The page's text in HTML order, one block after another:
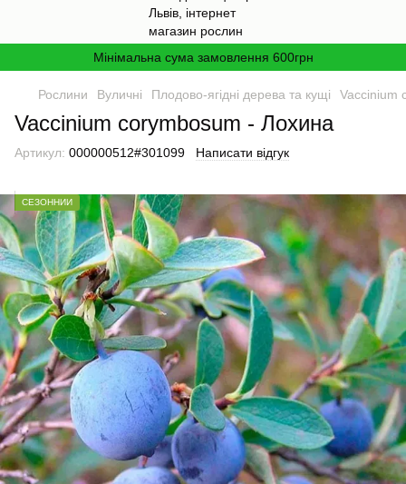
Мінімальна сума замовлення 600грн
Рослини Вуличні Плодово-ягідні дерева та кущі Vaccinium
Vaccinium corymbosum - Лохина
Артикул: 000000512#301099 Написати відгук
СЕЗОННИЙ